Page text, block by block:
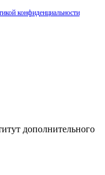
конфиденциальности
дополнительного